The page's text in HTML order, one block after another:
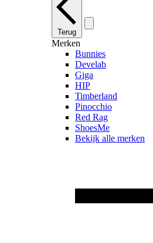
Terug
Merken
Bunnies
Develab
Giga
HIP
Timberland
Pinocchio
Red Rag
ShoesMe
Bekijk alle merken